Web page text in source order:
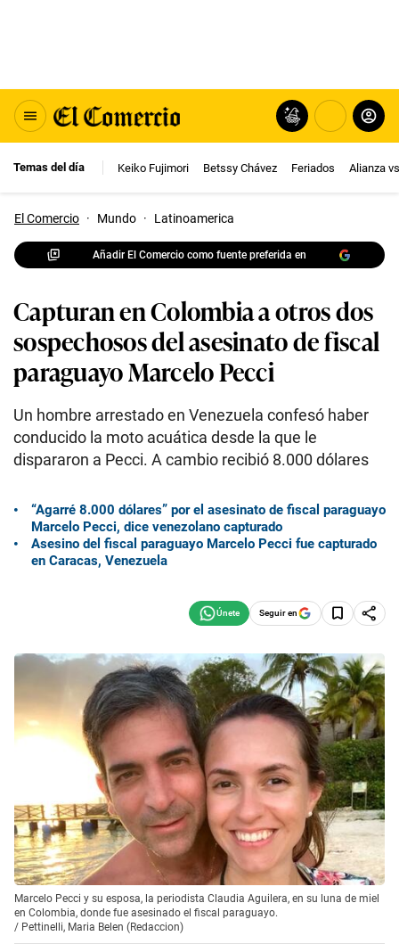
Temas del día Keiko Fujimori Betssy Chávez Feriados Alianza
El Comercio · Mundo · Latinoamerica
Añadir El Comercio como fuente preferida en
Capturan en Colombia a otros dos
sospechosos del asesinato de fiscal
paraguayo Marcelo Pecci
Un hombre arrestado en Venezuela confesó haber
conducido la moto acuática desde la que le
dispararon a Pecci. A cambio recibió 8.000 dólares
“Agarré 8.000 dólares” por el asesinato de fiscal paraguayo
Marcelo Pecci, dice venezolano capturado
Asesino del fiscal paraguayo Marcelo Pecci fue capturado
en Caracas, Venezuela
Seguir en
Marcelo Pecci y su esposa, la periodista Claudia Aguilera, en su luna de miel
en Colombia, donde fue asesinado el fiscal paraguayo.
/ Pettinelli, Maria Belen (Redaccion)